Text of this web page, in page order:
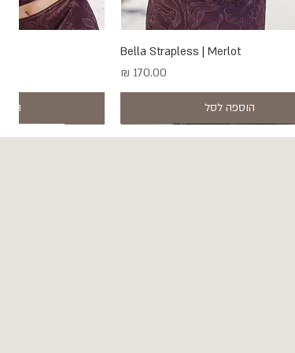
תצוגה מהירה
Bella Strapless | Merlot
מחיר
הוספה לסל